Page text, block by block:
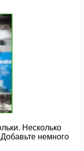
Несколько
немного